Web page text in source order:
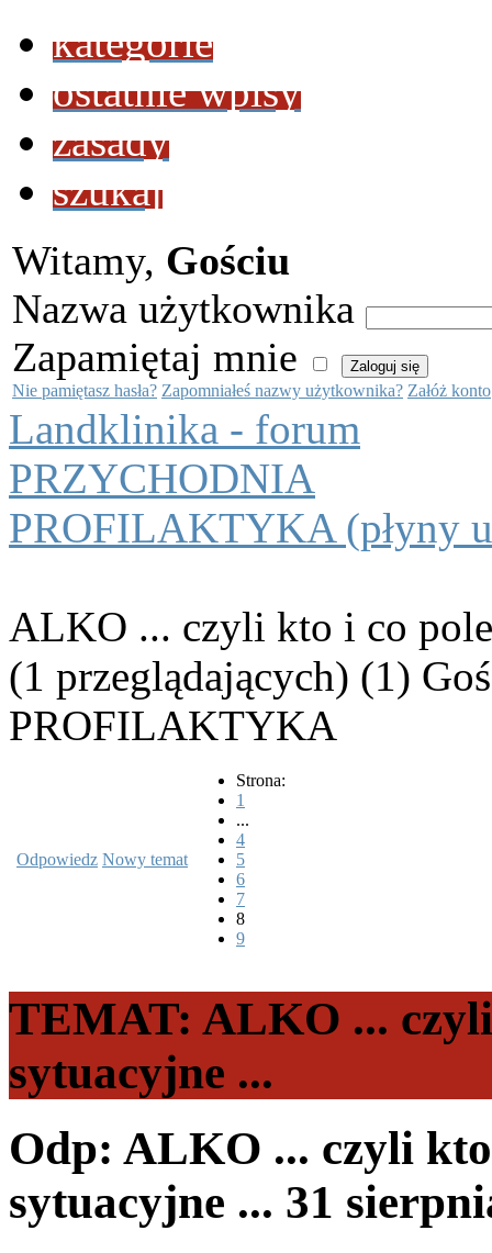
kategorie
ostatnie wpisy
zasady
szukaj
Witamy, Gościu
Nazwa użytkownika
Zapamiętaj mnie
Nie pamiętasz hasła? Zapomniałeś nazwy użytkownika? Załóż konto
Landklinika - forum
PRZYCHODNIA
PROFILAKTYKA (płyny
ALKO ... czyli kto i co
(1 przeglądających) (1)
PROFILAKTYKA
Odpowiedz Nowy temat
Strona:
1
...
4
5
6
7
8
9
TEMAT: ALKO ...
sytuacyjne ...
Odp: ALKO ... czyli
sytuacyjne ... 31